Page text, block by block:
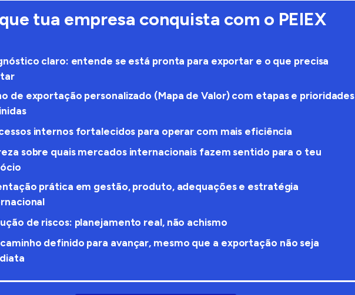
tua empresa conquista com o PEIEX
claro: entende se está pronta para exportar e o que precisa
de exportação personalizado (Mapa de Valor) com etapas e prioridades
internos fortalecidos para operar com mais eficiência
sobre quais mercados internacionais fazem sentido para o teu
prática em gestão, produto, adequações e estratégia
de riscos: planejamento real, não achismo
definido para avançar, mesmo que a exportação não seja